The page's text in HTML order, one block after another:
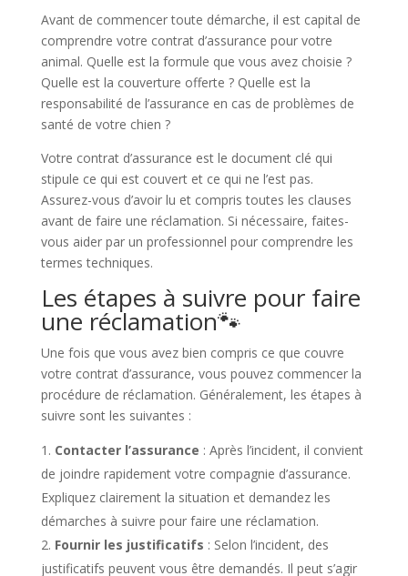
Avant de commencer toute démarche, il est capital de
comprendre votre contrat d’assurance pour votre
animal. Quelle est la formule que vous avez choisie ?
Quelle est la couverture offerte ? Quelle est la
responsabilité de l’assurance en cas de problèmes de
santé de votre chien ?
Votre contrat d’assurance est le document clé qui
stipule ce qui est couvert et ce qui ne l’est pas.
Assurez-vous d’avoir lu et compris toutes les clauses
avant de faire une réclamation. Si nécessaire, faites-
vous aider par un professionnel pour comprendre les
termes techniques.
Les étapes à suivre pour faire
une réclamation🐾​
Une fois que vous avez bien compris ce que couvre
votre contrat d’assurance, vous pouvez commencer la
procédure de réclamation. Généralement, les étapes à
suivre sont les suivantes :
Contacter l’assurance : Après l’incident, il convient
de joindre rapidement votre compagnie d’assurance.
Expliquez clairement la situation et demandez les
démarches à suivre pour faire une réclamation.
Fournir les justificatifs : Selon l’incident, des
justificatifs peuvent vous être demandés. Il peut s’agir